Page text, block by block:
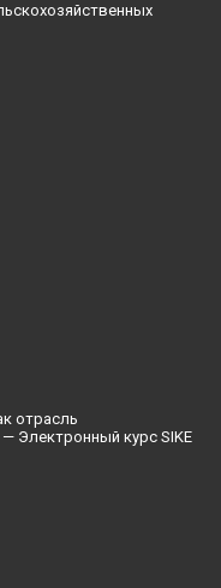
отрасль
Электронный курс SIKE